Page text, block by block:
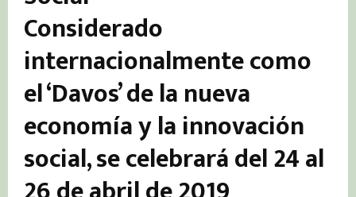
Considerado
internacionalmente como
el ‘Davos’ de la nueva
economía y la innovación
social, se celebrará del 24 al